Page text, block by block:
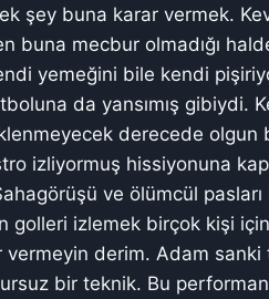
şey buna karar vermek.
buna mecbur olmadığı
yemeğini bile kendi
da yansımış gibiydi.
derecede olgun
izliyormuş hissiyonuna
ve ölümcül pasları
golleri izlemek birçok kişi
vermeyin derim. Adam sanki
bir teknik. Bu